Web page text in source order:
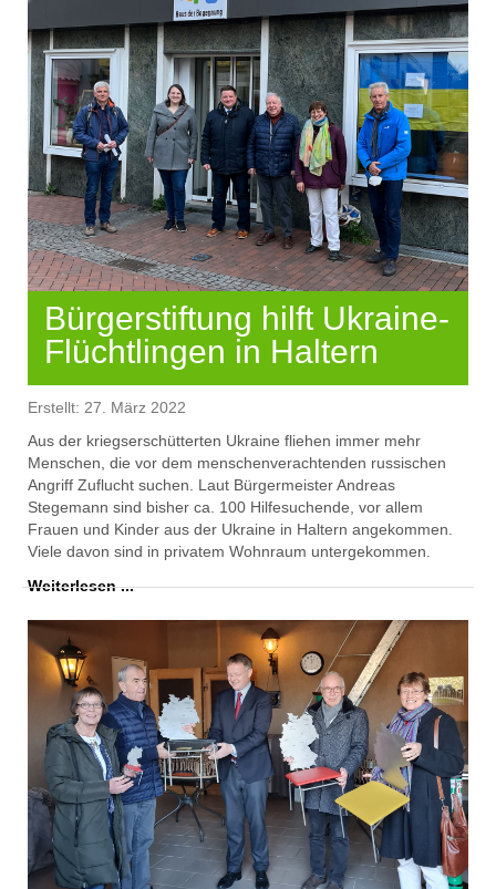
Bürgerstiftung hilft Ukraine-
Flüchtlingen in Haltern
Erstellt: 27. März 2022
Aus der kriegserschütterten Ukraine fliehen immer mehr
Menschen, die vor dem menschenverachtenden russischen
Angriff Zuflucht suchen. Laut Bürgermeister Andreas
Stegemann sind bisher ca. 100 Hilfesuchende, vor allem
Frauen und Kinder aus der Ukraine in Haltern angekommen.
Viele davon sind in privatem Wohnraum untergekommen.
Weiterlesen ...